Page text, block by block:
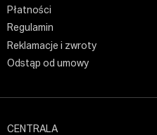
Płatności
Regulamin
Reklamacje i zwroty
Odstąp od umowy
CENTRALA